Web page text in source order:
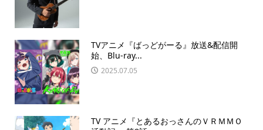
TVアニメ『ばっどがーる』放送&配信開
始、Blu-ray...
2025.07.05
TV アニメ『とあるおっさんのＶＲＭＭＯ